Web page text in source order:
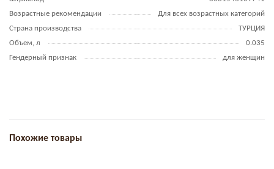
Возрастные рекомендации
Для всех возрастных категорий
Страна производства
ТУРЦИЯ
Объем, л
0.035
Гендерный признак
для женщин
Похожие товары